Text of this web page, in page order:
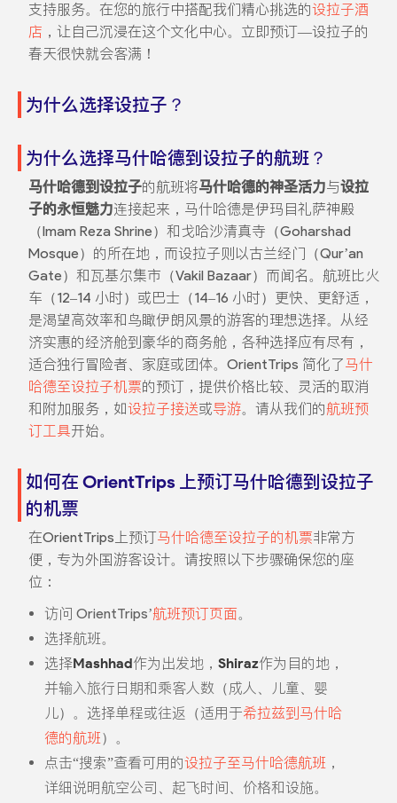
支持服务。在您的旅行中搭配我们精心挑选的设拉子酒
店 ，让自己沉浸在这个文化中心。立即预订—设拉子的
春天很快就会客满！
为什么选择设拉子？
为什么选择马什哈德到设拉子的航班？
马什哈德到设拉子的航班将马什哈德的神圣活力与设拉
子的永恒魅力连接起来，马什哈德是伊玛目礼萨神殿
（Imam Reza Shrine）和戈哈沙清真寺（Goharshad
Mosque）的所在地，而设拉子则以古兰经门（Qur’an
Gate）和瓦基尔集市（Vakil Bazaar）而闻名。航班比火
车（12–14 小时）或巴士（14–16 小时）更快、更舒适，
是渴望高效率和鸟瞰伊朗风景的游客的理想选择。从经
济实惠的经济舱到豪华的商务舱，各种选择应有尽有，
适合独行冒险者、家庭或团体。OrientTrips 简化了马什
哈德至设拉子机票的预订，提供价格比较、灵活的取消
和附加服务，如设拉子接送或导游。请从我们的航班预
订工具开始。
如何在 OrientTrips 上预订马什哈德到设拉子
的机票
在OrientTrips上预订马什哈德至设拉子的机票非常方
便，专为外国游客设计。请按照以下步骤确保您的座
位：
访问 OrientTrips’航班预订页面。
选择航班。
选择Mashhad作为出发地， Shiraz作为目的地，
并输入旅行日期和乘客人数（成人、儿童、婴
儿）。选择单程或往返（适用于希拉兹到马什哈
德的航班）。
点击“搜索”查看可用的设拉子至马什哈德航班 ，
详细说明航空公司、起飞时间、价格和设施。